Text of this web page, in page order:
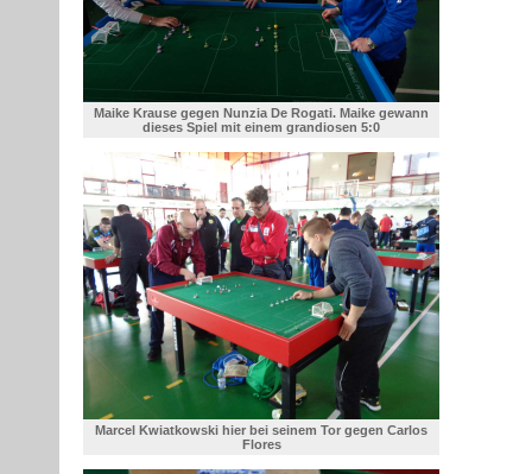
Maike Krause gegen Nunzia De Rogati. Maike gewann
dieses Spiel mit einem grandiosen 5:0
Marcel Kwiatkowski hier bei seinem Tor gegen Carlos
Flores